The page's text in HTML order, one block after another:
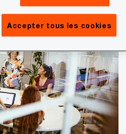
Accepter tous les cookies